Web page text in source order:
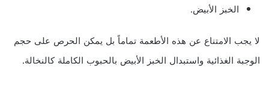
الخبز الأبيض.
لا يجب الامتناع عن هذه الأطعمة تماماً بل يمكن الحرص على حجم
الوجبة الغذائية واستبدال الخبز الأبيض بالحبوب الكاملة كالنخالة.